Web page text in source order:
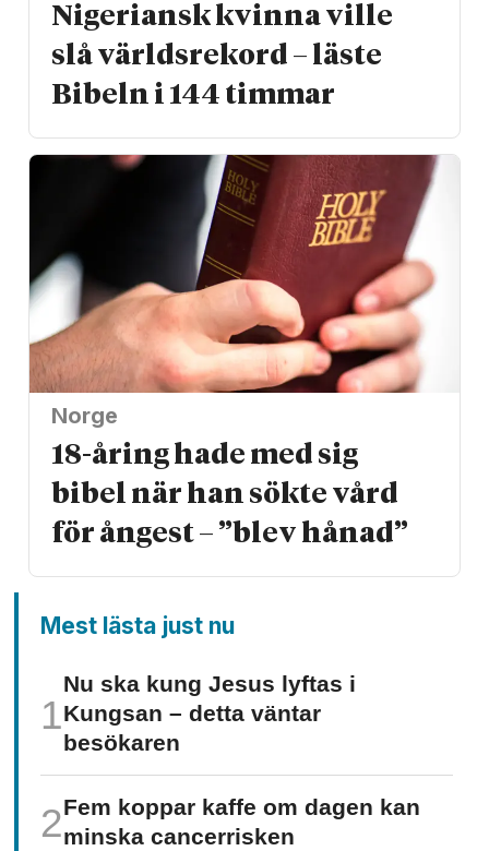
Nigeriansk kvinna ville
slå världs­rekord – läste
Bibeln i 144 timmar
Norge
18-åring hade med sig
bibel när han sökte vård
för ångest – ”blev hånad”
Mest lästa just nu
Nu ska kung Jesus lyftas i
Kungsan – detta väntar
besökaren
Fem koppar kaffe om dagen kan
minska cancer­risken